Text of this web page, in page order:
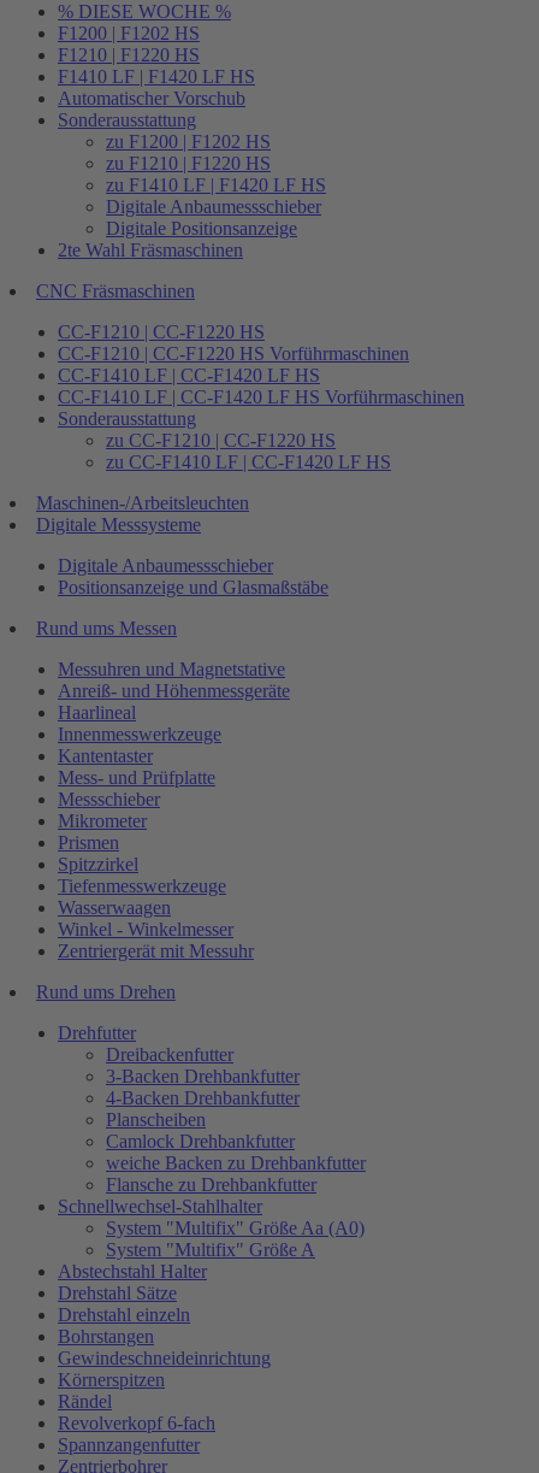
% DIESE WOCHE %
F1200 | F1202 HS
F1210 | F1220 HS
F1410 LF | F1420 LF HS
Automatischer Vorschub
Sonderausstattung
zu F1200 | F1202 HS
zu F1210 | F1220 HS
zu F1410 LF | F1420 LF HS
Digitale Anbaumessschieber
Digitale Positionsanzeige
2te Wahl Fräsmaschinen
CNC Fräsmaschinen
CC-F1210 | CC-F1220 HS
CC-F1210 | CC-F1220 HS Vorführmaschinen
CC-F1410 LF | CC-F1420 LF HS
CC-F1410 LF | CC-F1420 LF HS Vorführmaschinen
Sonderausstattung
zu CC-F1210 | CC-F1220 HS
zu CC-F1410 LF | CC-F1420 LF HS
Maschinen-/Arbeitsleuchten
Digitale Messsysteme
Digitale Anbaumessschieber
Positionsanzeige und Glasmaßstäbe
Rund ums Messen
Messuhren und Magnetstative
Anreiß- und Höhenmessgeräte
Haarlineal
Innenmesswerkzeuge
Kantentaster
Mess- und Prüfplatte
Messschieber
Mikrometer
Prismen
Spitzzirkel
Tiefenmesswerkzeuge
Wasserwaagen
Winkel - Winkelmesser
Zentriergerät mit Messuhr
Rund ums Drehen
Drehfutter
Dreibackenfutter
3-Backen Drehbankfutter
4-Backen Drehbankfutter
Planscheiben
Camlock Drehbankfutter
weiche Backen zu Drehbankfutter
Flansche zu Drehbankfutter
Schnellwechsel-Stahlhalter
System "Multifix" Größe Aa (A0)
System "Multifix" Größe A
Abstechstahl Halter
Drehstahl Sätze
Drehstahl einzeln
Bohrstangen
Gewindeschneideinrichtung
Körnerspitzen
Rändel
Revolverkopf 6-fach
Spannzangenfutter
Zentrierbohrer